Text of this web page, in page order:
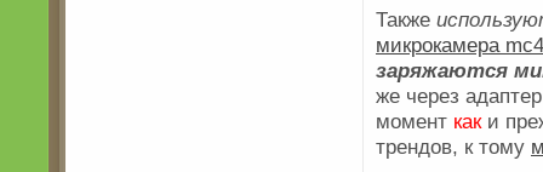
Также
микрокамера
заряжаются
же через
момент каки
трендов, к тому